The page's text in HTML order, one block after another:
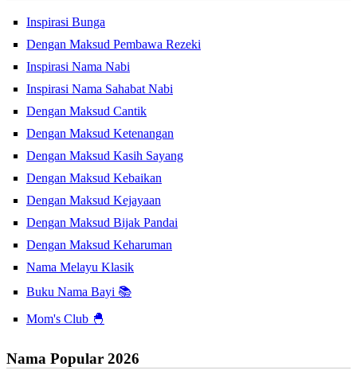
Inspirasi Bunga
Dengan Maksud Pembawa Rezeki
Inspirasi Nama Nabi
Inspirasi Nama Sahabat Nabi
Dengan Maksud Cantik
Dengan Maksud Ketenangan
Dengan Maksud Kasih Sayang
Dengan Maksud Kebaikan
Dengan Maksud Kejayaan
Dengan Maksud Bijak Pandai
Dengan Maksud Keharuman
Nama Melayu Klasik
Buku Nama Bayi 📚
Mom's Club 🐣
Nama Popular 2026